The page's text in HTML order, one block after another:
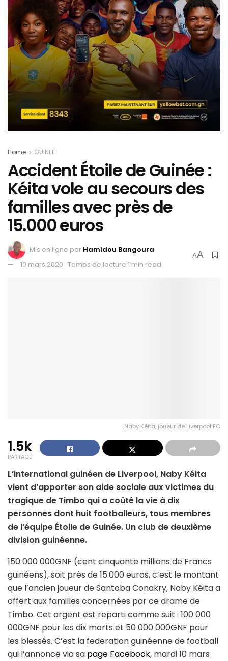
Home GUINEE
Accident Étoile de Guinée :
Kéita vole au secours des
familles avec près de
15.000 euros
Mis en ligne par Hamidou Bangoura
10 mars 2020 Temps de lecture:1 min read
AA
Naby Kéita, joueur de Liverpool FC
1.5k
PARTAGE
L’international guinéen de Liverpool, Naby Kéita
vient d’apporter son aide sociale aux victimes du
tragique de Timbo qui a coûté la vie à dix
personnes dont huit footballeurs, tous membres
de l’équipe Étoile de Guinée. Un club de deuxième
division guinéenne.
150 000 000GNF (cent cinquante millions de Francs
guinéens), soit près de 15.000 euros, c’est le montant
que l’ancien joueur de Santoba Conakry, Naby Kéita a
offert aux familles concernées par ce drame de
Timbo. Cet argent est reparti comme suit : 100 000
000GNF pour les dix morts et 50 000 000GNF pour
les blessés. C’est la federation guinéenne de football
qui l’annonce via sa page Facebook, mardi 10 mars